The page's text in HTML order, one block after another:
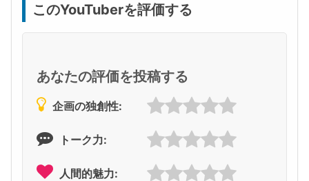
このYouTuberを評価する
あなたの評価を投稿する
企画の独創性:
トーク力:
人間的魅力: